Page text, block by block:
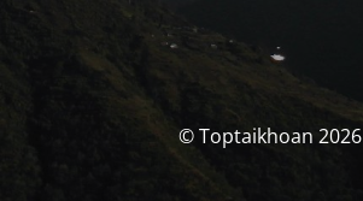
© Toptaikhoan 2026